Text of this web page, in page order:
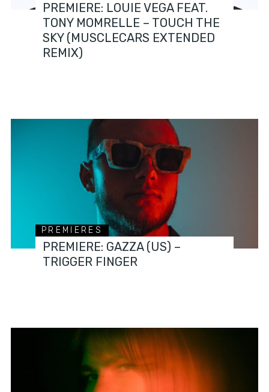
PREMIERE: LOUIE VEGA FEAT.
TONY MOMRELLE – TOUCH THE
SKY (MUSCLECARS EXTENDED
REMIX)
PREMIERES
PREMIERE: GAZZA (US) –
TRIGGER FINGER